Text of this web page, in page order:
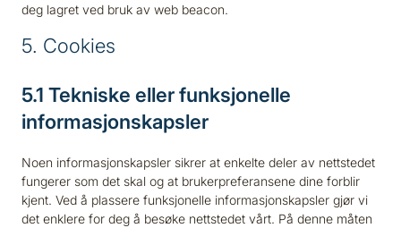
deg lagret ved bruk av web beacon.
5. Cookies
5.1 Tekniske eller funksjonelle
informasjonskapsler
Noen informasjonskapsler sikrer at enkelte deler av nettstedet
fungerer som det skal og at brukerpreferansene dine forblir
kjent. Ved å plassere funksjonelle informasjonskapsler gjør vi
det enklere for deg å besøke nettstedet vårt. På denne måten